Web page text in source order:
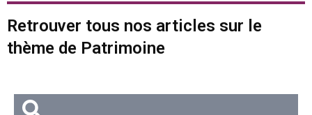
Retrouver tous nos articles sur le
thème de Patrimoine